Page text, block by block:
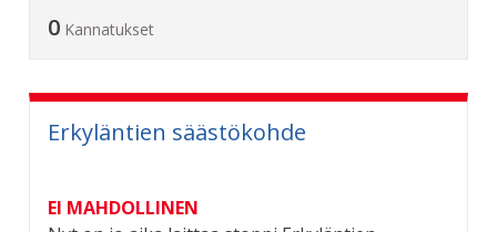
0 Kannatukset
Erkyläntien säästökohde
EI MAHDOLLINEN